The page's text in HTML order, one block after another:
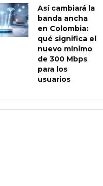
Así cambiará la
banda ancha
en Colombia:
qué significa el
nuevo mínimo
de 300 Mbps
para los
usuarios